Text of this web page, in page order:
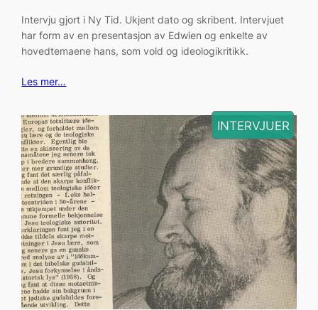
Intervju gjort i Ny Tid. Ukjent dato og skribent. Intervjuet
har form av en presentasjon av Edwien og enkelte av
hovedtemaene hans, som vold og ideologikritikk.
Les mer…
INTERVJUER